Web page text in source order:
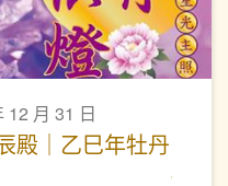
12 月 31 日
殿｜乙巳年牡丹